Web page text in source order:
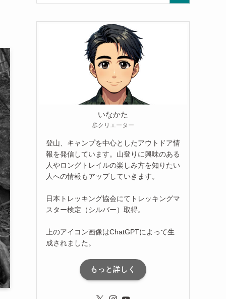
いなかた
歩クリエーター
登山、キャンプを中心としたアウトドア情
報を発信しています。山登りに興味のある
人やロングトレイルの楽しみ方を知りたい
人への情報もアップしていきます。
日本トレッキング協会にてトレッキングマ
スター検定（シルバー）取得。
上のアイコン画像はChatGPTによって生
成されました。
もっと詳しく